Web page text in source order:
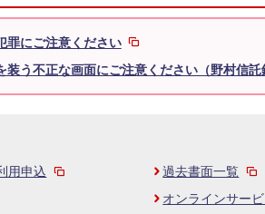
罪にご注意ください
装う不正な画面にご注意ください（野村信託
用申込
過去書面一覧
オンラインサー